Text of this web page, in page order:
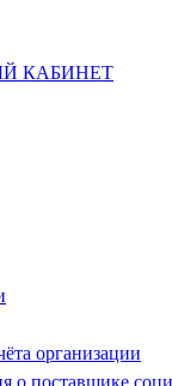
КАБИНЕТ
организации
о поставщике